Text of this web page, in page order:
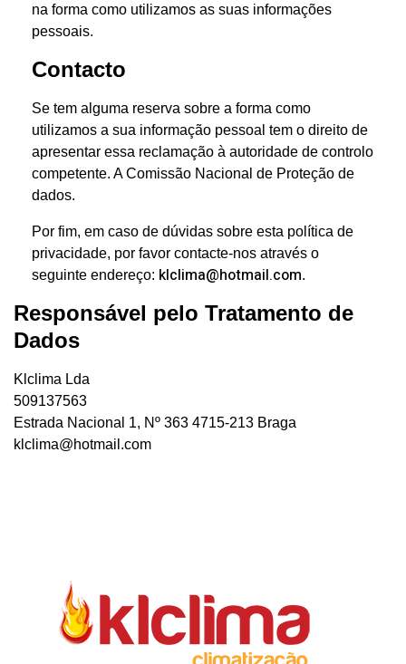
na forma como utilizamos as suas informações
pessoais.
Contacto
Se tem alguma reserva sobre a forma como
utilizamos a sua informação pessoal tem o direito de
apresentar essa reclamação à autoridade de controlo
competente. A Comissão Nacional de Proteção de
dados.
Por fim, em caso de dúvidas sobre esta política de
privacidade, por favor contacte-nos através o
seguinte endereço: klclima@hotmail.com.
Responsável pelo Tratamento de
Dados
Klclima Lda
509137563
Estrada Nacional 1, Nº 363 4715-213 Braga
klclima@hotmail.com